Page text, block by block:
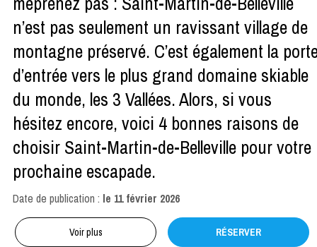
n’est pas seulement un ravissant village de
montagne préservé. C’est également la
d’entrée vers le plus grand domaine skiable
du monde, les 3 Vallées. Alors, si vous
hésitez encore, voici 4 bonnes raisons de
choisir Saint-Martin-de-Belleville pour votre
prochaine escapade.
Date de publication : le 11 février 2026
Voir plus RÉSERVER